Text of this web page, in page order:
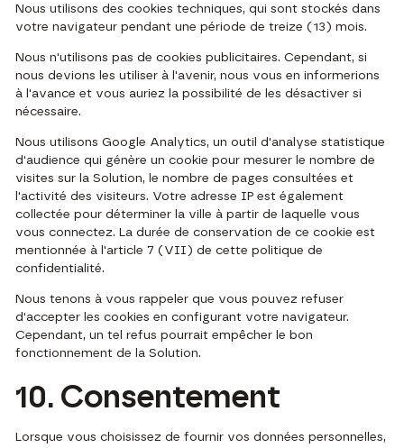
Nous utilisons des cookies techniques, qui sont stockés dans
votre navigateur pendant une période de treize (13) mois.
Nous n'utilisons pas de cookies publicitaires. Cependant, si
nous devions les utiliser à l'avenir, nous vous en informerions
à l'avance et vous auriez la possibilité de les désactiver si
nécessaire.
Nous utilisons Google Analytics, un outil d'analyse statistique
d'audience qui génère un cookie pour mesurer le nombre de
visites sur la Solution, le nombre de pages consultées et
l'activité des visiteurs. Votre adresse IP est également
collectée pour déterminer la ville à partir de laquelle vous
vous connectez. La durée de conservation de ce cookie est
mentionnée à l'article 7 (VII) de cette politique de
confidentialité.
Nous tenons à vous rappeler que vous pouvez refuser
d'accepter les cookies en configurant votre navigateur.
Cependant, un tel refus pourrait empêcher le bon
fonctionnement de la Solution.
10. Consentement
Lorsque vous choisissez de fournir vos données personnelles,